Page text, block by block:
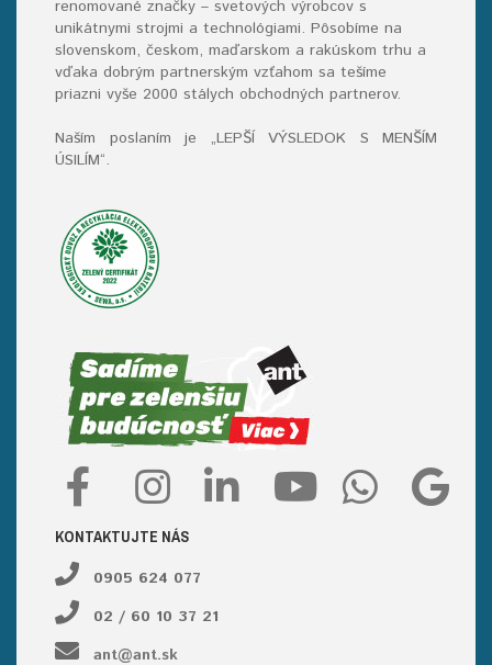
renomované značky – svetových výrobcov s
unikátnymi strojmi a technológiami. Pôsobíme na
slovenskom, českom, maďarskom a rakúskom trhu a
vďaka dobrým partnerským vzťahom sa tešíme
priazni vyše 2000 stálych obchodných partnerov.
Naším poslaním je „LEPŠÍ VÝSLEDOK S MENŠÍM
ÚSILÍM“.
KONTAKTUJTE NÁS
0905 624 077
02 / 60 10 37 21
ant@ant.sk